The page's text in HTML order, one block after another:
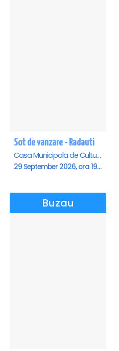
Sot de vanzare - Radauti
Casa Municipala de Cultura, Radauti
29 September 2026, ora 19:00
Buzau